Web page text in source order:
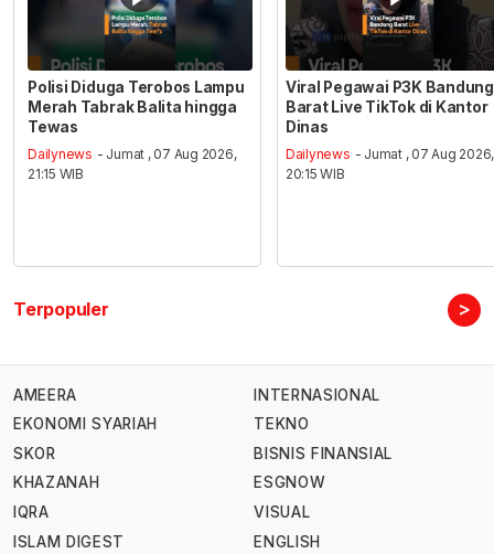
Polisi Diduga Terobos Lampu
Merah Tabrak Balita hingga
Tewas
Dailynews - Jumat , 07 Aug 2026,
21:15 WIB
Viral Pegawai P3K Bandung
Barat Live TikTok di Kantor
Dinas
Dailynews - Jumat , 07 Aug 2026,
20:15 WIB
Terpopuler >
AMEERA
EKONOMI SYARIAH
SKOR
KHAZANAH
IQRA
ISLAM DIGEST
INTERNASIONAL
TEKNO
BISNIS FINANSIAL
ESGNOW
VISUAL
ENGLISH